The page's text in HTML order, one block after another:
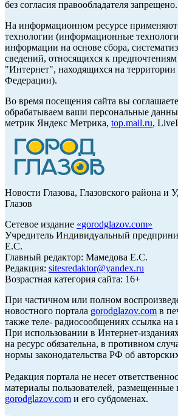
без согласия правообладателя запрещено.
На информационном ресурсе
технологии (информационные
информации на основе сбора,
сведений, относящихся к предпочтениям
"Интернет", находящихся на территории
Федерации).
Во время посещения сайта вы
обрабатываем ваши персональные
метрик Яндекс Метрика, top.mail.ru,
Новости Глазова, Глазовского района и
Глазов
Сетевое издание «gorodglazov.com»
Учредитель Индивидуальный
Е.С.
Главный редактор: Мамедова Е.С.
Редакция: sitesredaktor@yandex.ru
Возрастная категория сайта: 16+
При частичном или полном
новостного портала gorodglazov.com в
также теле- радиосообщениях ссылка на
При использовании в Интернет-
на ресурс обязательна, в противном
нормы законодательства РФ об
Редакция портала не несет
материалы пользователей, размещенные
gorodglazov.com и его субдоменах.